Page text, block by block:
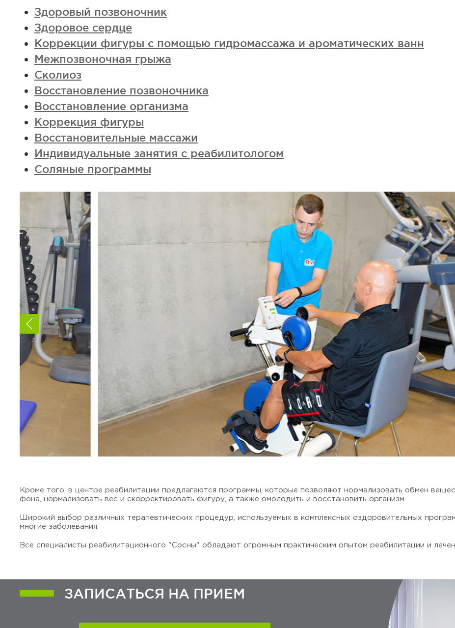
Здоровый позвоночник
Здоровое сердце
Коррекции фигуры с помощью гидромассажа и ароматических ванн
Межпозвоночная грыжа
Сколиоз
Восстановление позвоночника
Восстановление организма
Коррекция фигуры
Восстановительные массажи
Индивидуальные занятия с реабилитологом
Соляные программы
Кроме того, в центре реабилитации предлагаются программы, которые позволяют нормализовать обмен
фона, нормализовать вес и скорректировать фигуру, а также омолодить и восстановить организм.
Широкий выбор различных терапевтических процедур, используемых в комплексных оздоровительных
многие заболевания.
Все специалисты реабилитационного "Сосны" обладают огромным практическим опытом реабилитации и
ЗАПИСАТЬСЯ НА ПРИЕМ